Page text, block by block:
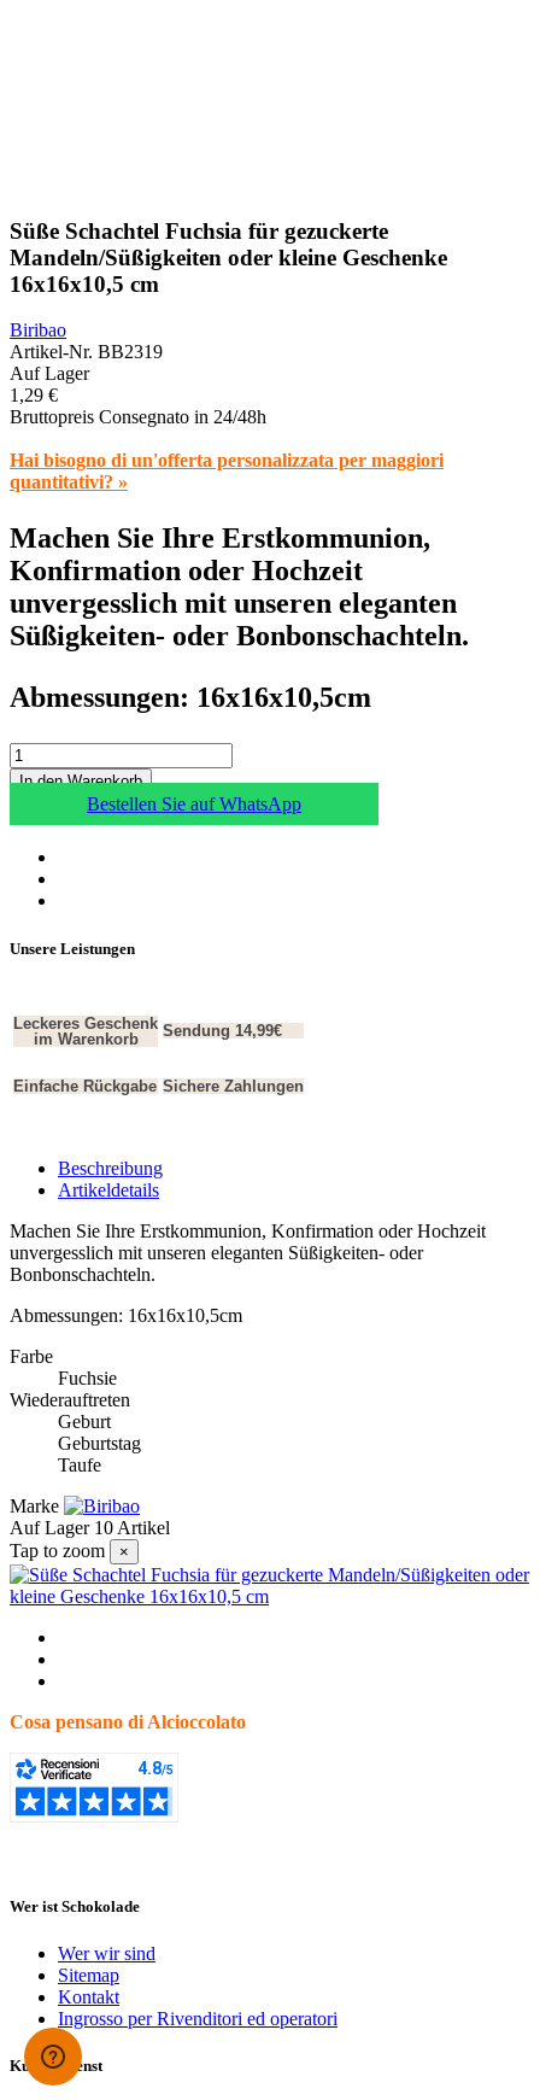
Süße Schachtel Fuchsia für gezuckerte
Mandeln/Süßigkeiten oder kleine Geschenke
16x16x10,5 cm
Biribao
Artikel-Nr. BB2319
Auf Lager
1,29 €
Bruttopreis Consegnato in 24/48h
Hai bisogno di un'offerta personalizzata per maggiori
quantitativi? »
Machen Sie Ihre Erstkommunion,
Konfirmation oder Hochzeit
unvergesslich mit unseren eleganten
Süßigkeiten- oder Bonbonschachteln.
Abmessungen: 16x16x10,5cm
In den Warenkorb
Bestellen Sie auf WhatsApp
Unsere Leistungen
Leckeres Geschenk
im Warenkorb
Sendung 14,99€
Einfache Rückgabe Sichere Zahlungen
Beschreibung
Artikeldetails
Machen Sie Ihre Erstkommunion, Konfirmation oder Hochzeit
unvergesslich mit unseren eleganten Süßigkeiten- oder
Bonbonschachteln.
Abmessungen: 16x16x10,5cm
Farbe
Fuchsie
Wiederauftreten
Geburt
Geburtstag
Taufe
Marke
Auf Lager 10 Artikel
Tap to zoom
×
Cosa pensano di Alcioccolato
Wer ist Schokolade
Wer wir sind
Sitemap
Kontakt
Ingrosso per Rivenditori ed operatori
Kundendienst